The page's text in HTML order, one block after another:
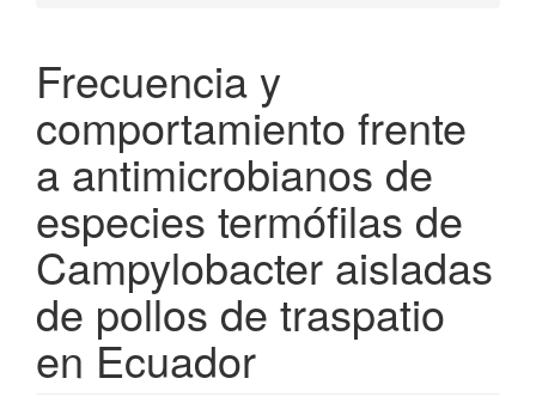
Frecuencia y
comportamiento frente
a antimicrobianos de
especies termófilas de
Campylobacter aisladas
de pollos de traspatio
en Ecuador